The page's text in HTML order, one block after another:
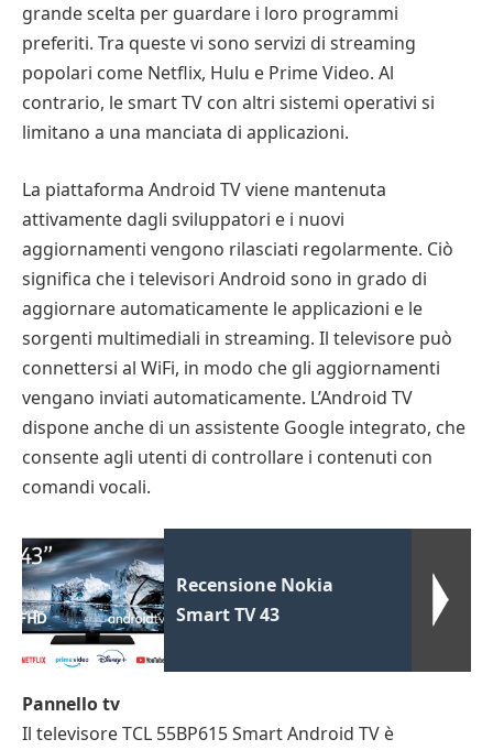
grande scelta per guardare i loro programmi
preferiti. Tra queste vi sono servizi di streaming
popolari come Netflix, Hulu e Prime Video. Al
contrario, le smart TV con altri sistemi operativi si
limitano a una manciata di applicazioni.
La piattaforma Android TV viene mantenuta
attivamente dagli sviluppatori e i nuovi
aggiornamenti vengono rilasciati regolarmente. Ciò
significa che i televisori Android sono in grado di
aggiornare automaticamente le applicazioni e le
sorgenti multimediali in streaming. Il televisore può
connettersi al WiFi, in modo che gli aggiornamenti
vengano inviati automaticamente. L’Android TV
dispone anche di un assistente Google integrato, che
consente agli utenti di controllare i contenuti con
comandi vocali.
Recensione Nokia
Smart TV 43
Pannello tv
Il televisore TCL 55BP615 Smart Android TV è